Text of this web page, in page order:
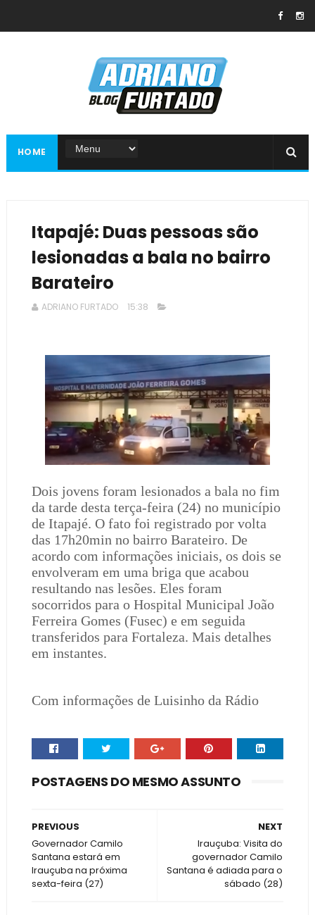
HOME
Itapajé: Duas pessoas são
lesionadas a bala no bairro
Barateiro
ADRIANO FURTADO 15:38
Dois jovens foram lesionados a bala no fim
da tarde desta terça-feira (24) no município
de Itapajé. O fato foi registrado por volta
das 17h20min no bairro Barateiro. De
acordo com informações iniciais, os dois se
envolveram em uma briga que acabou
resultando nas lesões. Eles foram
socorridos para o Hospital Municipal João
Ferreira Gomes (Fusec) e em seguida
transferidos para Fortaleza. Mais detalhes
em instantes.
Com informações de Luisinho da Rádio
POSTAGENS DO MESMO ASSUNTO
NEXT
Irauçuba: Visita do
governador Camilo
Santana é adiada para o
sábado (28)
PREVIOUS
Governador Camilo
Santana estará em
Irauçuba na próxima
sexta-feira (27)